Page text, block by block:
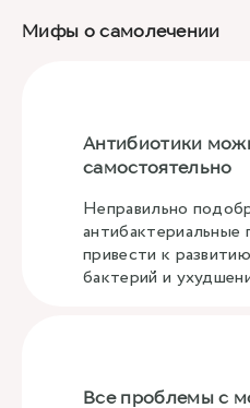
Мифы о самолечении
Антибиотики
самостоятельно
Неправильно
антибактериальные
привести к
бактерий и
Все проблемы с